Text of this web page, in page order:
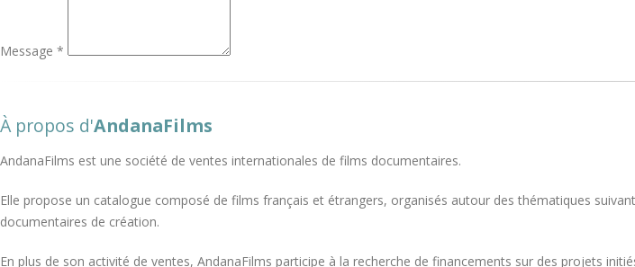
Message *
À propos d'AndanaFilms
AndanaFilms est une société de ventes internationales de films documentaires.
Elle propose un catalogue composé de films français et étrangers, organisés autour des thématiques
documentaires de création.
En plus de son activité de ventes, AndanaFilms participe à la recherche de financements sur des projets